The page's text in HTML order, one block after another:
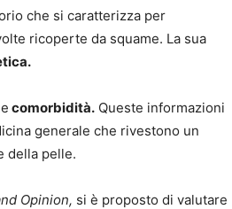
che si caratterizza per
ricoperte da squame. La sua
comorbidità. Queste informazioni
generale che rivestono un
della pelle.
Opinion, si è proposto di valutare